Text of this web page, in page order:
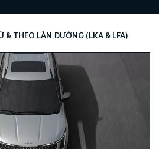
& THEO LÀN ĐƯỜNG (LKA & LFA)